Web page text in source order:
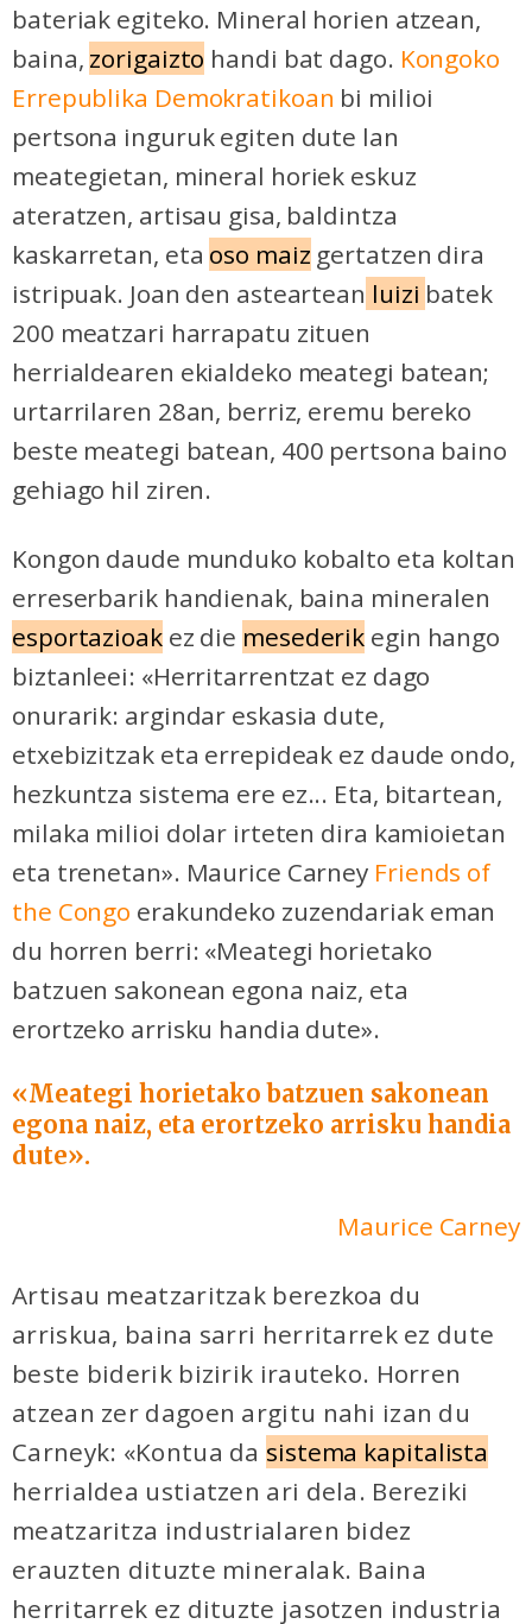
bateriak egiteko. Mineral horien atzean,
baina, zorigaizto handi bat dago. Kongoko
Errepublika Demokratikoan bi milioi
pertsona inguruk egiten dute lan
meategietan, mineral horiek eskuz
ateratzen, artisau gisa, baldintza
kaskarretan, eta oso maiz gertatzen dira
istripuak. Joan den asteartean luizi batek
200 meatzari harrapatu zituen
herrialdearen ekialdeko meategi batean;
urtarrilaren 28an, berriz, eremu bereko
beste meategi batean, 400 pertsona baino
gehiago hil ziren.
Kongon daude munduko kobalto eta koltan
erreserbarik handienak, baina mineralen
esportazioakez die mesederik egin hango
biztanleei: «Herritarrentzat ez dago
onurarik: argindar eskasia dute,
etxebizitzak eta errepideak ez daude ondo,
hezkuntza sistema ere ez... Eta, bitartean,
milaka milioi dolar irteten dira kamioietan
eta trenetan». Maurice Carney Friends of
the Congo erakundeko zuzendariak eman
du horren berri: «Meategi horietako
batzuen sakonean egona naiz, eta
erortzeko arrisku handia dute».
«Meategi horietako batzuen sakonean
egona naiz, eta erortzeko arrisku handia
dute».
Maurice Carney
Artisau meatzaritzak berezkoa du
arriskua, baina sarri herritarrek ez dute
beste biderik bizirik irauteko. Horren
atzean zer dagoen argitu nahi izan du
Carneyk: «Kontua da sistema kapitalista
herrialdea ustiatzen ari dela. Bereziki
meatzaritza industrialaren bidez
erauzten dituzte mineralak. Baina
herritarrek ez dituzte jasotzen industria